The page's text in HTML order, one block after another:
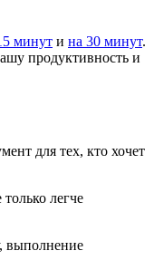
минут и на 30 минут.
продуктивность и
для тех, кто хочет
легче
выполнение